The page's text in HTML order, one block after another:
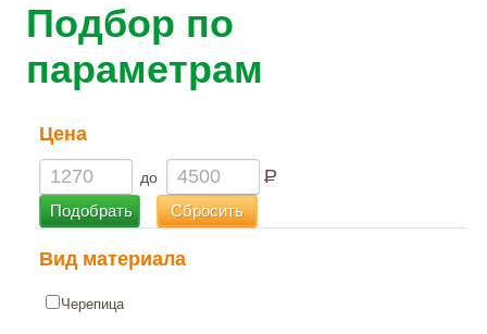
Подбор по
параметрам
Цена
до P
Вид материала
Черепица